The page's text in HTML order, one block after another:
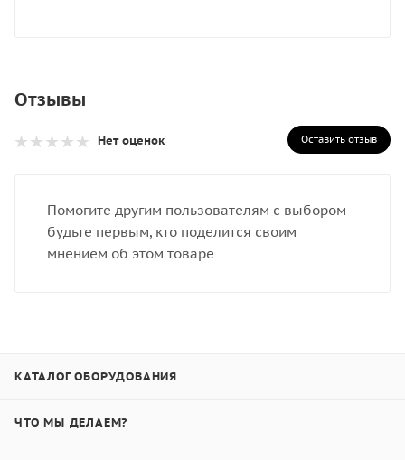
Отзывы
Нет оценок Оставить отзыв
Помогите другим пользователям с выбором -
будьте первым, кто поделится своим
мнением об этом товаре
КАТАЛОГ ОБОРУДОВАНИЯ
ЧТО МЫ ДЕЛАЕМ?